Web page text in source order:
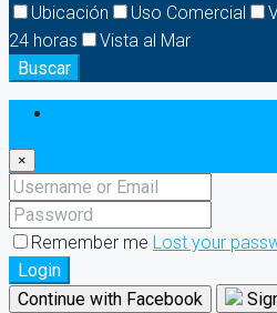
Ubicación
Uso Comercial
24 horas
Vista al Mar
Buscar
×
Remember me Lost your
Login
Continue with Facebook